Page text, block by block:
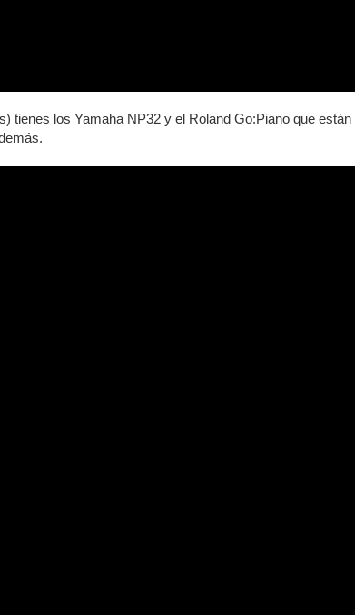
tienes los Yamaha NP32 y el Roland Go:Piano que